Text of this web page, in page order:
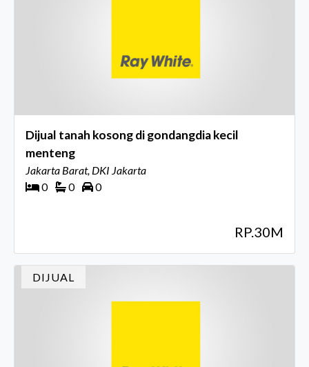
Dijual tanah kosong di gondangdia kecil
menteng
Jakarta Barat, DKI Jakarta
0
0 0
RP.30M
DIJUAL